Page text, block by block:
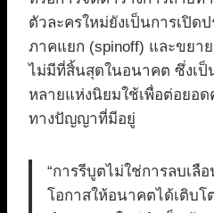
ตัวละครใหม่ยังเป็นการเปิดป
ภาคแยก (spinoff) และขยา
ไม่มีที่สิ้นสุดในอนาคต ซึ่งเ
หลายแห่งนิยมใช้เพื่อต่อยอ
ทางปัญญาที่มีอยู่
“การรีบูตไม่ใช่การลบเลื
โอกาสให้อนาคตได้เติบโ